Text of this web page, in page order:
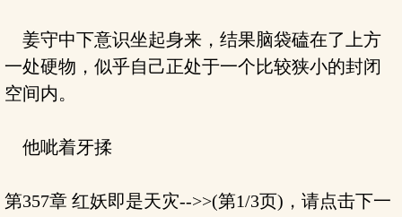
姜守中下意识坐起身来，结果脑袋磕在了上方
一处硬物，似乎自己正处于一个比较狭小的封闭
空间内。
他呲着牙揉
第357章 红妖即是天灾-->>(第1/3页)，请点击下一